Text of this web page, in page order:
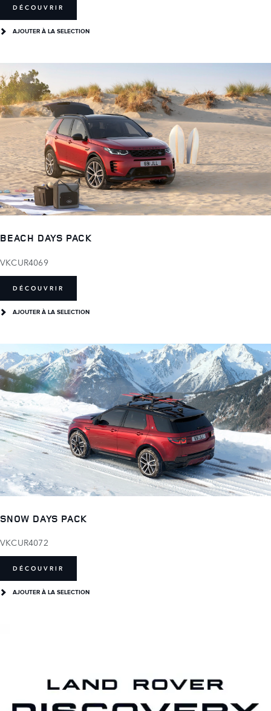
DÉCOUVRIR
AJOUTER À LA SELECTION
BEACH DAYS PACK
VKCUR4069
DÉCOUVRIR
AJOUTER À LA SELECTION
SNOW DAYS PACK
VKCUR4072
DÉCOUVRIR
AJOUTER À LA SELECTION